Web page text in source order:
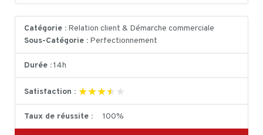
Catégorie : Relation client & Démarche commerciale
Sous-Catégorie : Perfectionnement
Durée :14h
Satisfaction : ★★★★★
★★★★★
Taux de réussite : 100%